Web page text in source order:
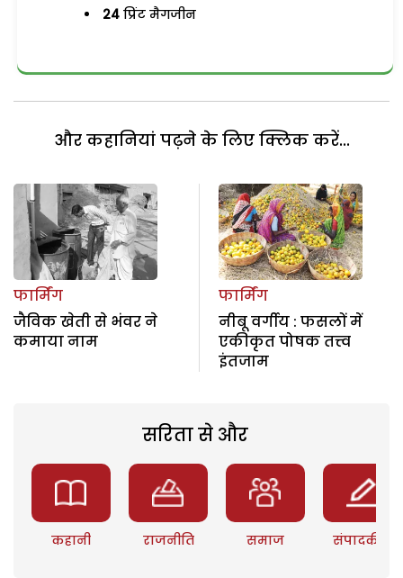
24 प्रिंट मैगजीन
और कहानियां पढ़ने के लिए क्लिक करें...
फार्मिंग
जैविक खेती से भंवर ने
कमाया नाम
फार्मिंग
नीबू वर्गीय : फसलों में
एकीकृत पोषक तत्त्व
इंतजाम
सरिता से और
कहानी राजनीति समाज संपादकीय